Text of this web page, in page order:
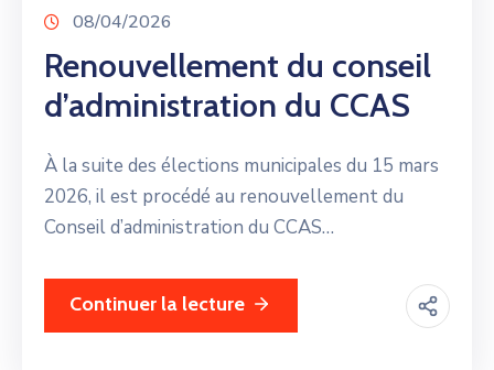
08/04/2026
Renouvellement du conseil
d’administration du CCAS
À la suite des élections municipales du 15 mars
2026, il est procédé au renouvellement du
Conseil d’administration du CCAS…
Continuer la lecture